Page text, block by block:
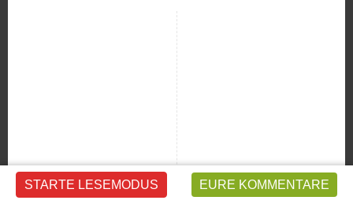
STARTE LESEMODUS EURE KOMMENTARE
#blogwert #MeinSenf